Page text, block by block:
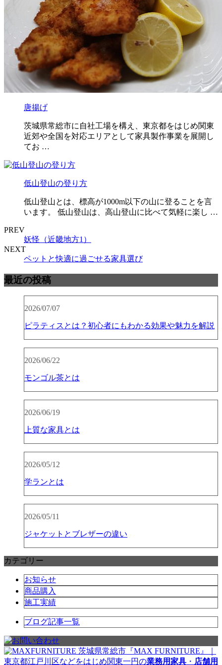
唐揚げ
茨城県常総市に自社工場を構え、東京都をはじめ関東
近郊や全国を対応エリアとして家具製作事業を展開し
てお …
低山登山の登り方
低山登山とは、標高が1000m以下の山に登ることを言
います。 低山登山は、高山登山に比べて気軽に楽し …
PREV
妖怪（近畿地方1）
NEXT
ペットと快適に過ごせる家具選び
最近の投稿
2026/07/07
ピラティスとは？初心者にもわかる効果や魅力を解説
2026/06/22
モンゴル茶とは
2026/06/19
上質な家具とは
2026/05/12
学ランとは
2026/05/11
ジャケットとブレザーの違い
カテゴリー
お知らせ
商品購入
施工実績
ブログ記事一覧
茨城県常総市『MAX FURNITURE』｜
東京都江戸川区などをはじめ関東一円の業務用家具 ・ 店舗用